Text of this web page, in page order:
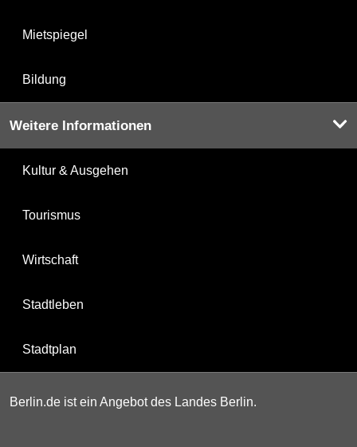
Mietspiegel
Bildung
Weitere Informationen
Kultur & Ausgehen
Tourismus
Wirtschaft
Stadtleben
Stadtplan
Berlin.de ist ein Angebot des Landes Berlin.